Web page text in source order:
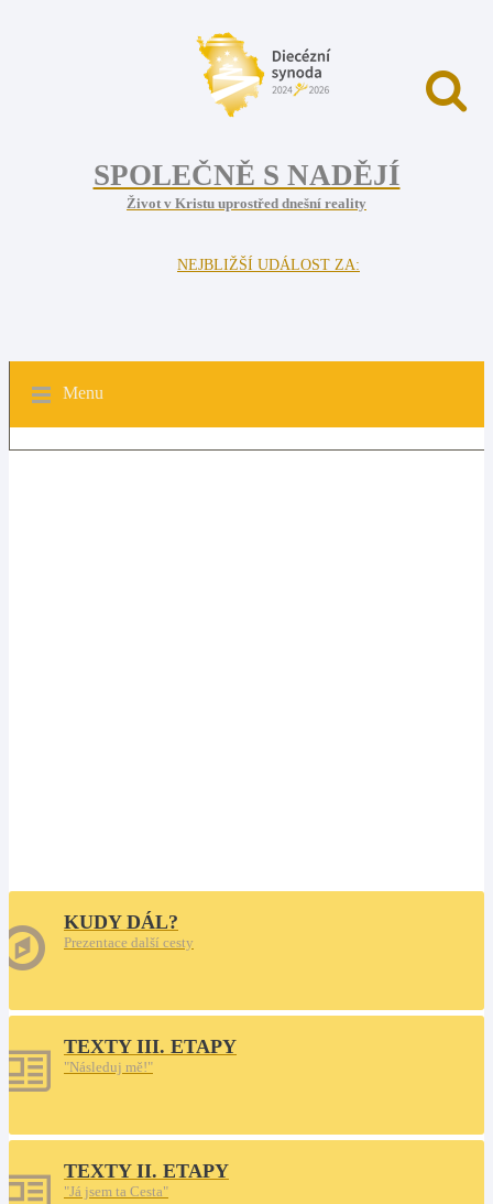
SPOLEČNĚ S NADĚJÍ
Život v Kristu uprostřed dnešní reality
NEJBLIŽŠÍ UDÁLOST ZA:
Menu
KUDY DÁL?
Prezentace další cesty
TEXTY III. ETAPY
"Následuj mě!"
TEXTY II. ETAPY
"Já jsem ta Cesta"